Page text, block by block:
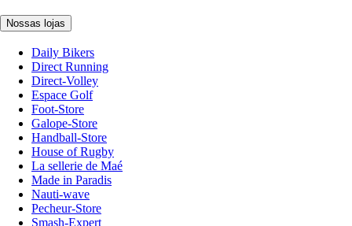
Nossas lojas
Daily Bikers
Direct Running
Direct-Volley
Espace Golf
Foot-Store
Galope-Store
Handball-Store
House of Rugby
La sellerie de Maé
Made in Paradis
Nauti-wave
Pecheur-Store
Smash-Expert